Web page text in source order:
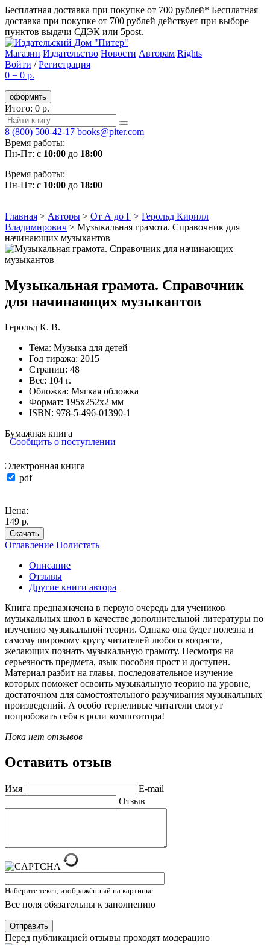
Бесплатная доставка при покупке от 700 рублей* Бесплатная
доставка при покупке от 700 рублей действует при выборе
пунктов выдачи СДЭК или 5post.
Магазин Издательство Новости Авторам Rights
Войти /Регистрация
0 = 0 р.
оформить
Итого: 0 р.
8 (800) 500-42-17 books@piter.com
Время работы:
Пн-Пт: с 10:00 до 18:00
Время работы:
Пн-Пт: с 10:00 до 18:00
Главная > Авторы > От А до Г > Герольд Кирилл
Владимирович > Музыкальная грамота. Справочник для
начинающих музыкантов
Музыкальная грамота. Справочник
для начинающих музыкантов
Герольд К. В.
Тема: Музыка для детей
Год тиража: 2015
Страниц: 48
Вес: 104 г.
Обложка: Мягкая обложка
Формат: 195х252х2 мм
ISBN: 978-5-496-01390-1
Бумажная книга
Сообщить о поступлении
Электронная книга
pdf
Цена:
149 р.
Скачать
Оглавление Полистать
Описание
Отзывы
Другие книги автора
Книга предназначена в первую очередь для учеников
музыкальных школ в качестве дополнительной литературы по
изучению музыкальной теории. Однако она будет полезна и
самому широкому кругу читателей любого возраста,
желающих познать музыкальную грамоту. Несмотря на
серьезность предмета, язык пособия прост и доступен.
Материал разбит на главы, последовательное изучение
которых поможет освоить музыкальную теорию на уровне,
достаточном для самостоятельного разучивания музыкальных
произведений. А особо терпеливые читатели смогут
попробовать себя в роли композитора!
Пока нет отзывов
Оставить отзыв
Имя
E-mail
Отзыв
Наберите текст, изображённый на картинке
Все поля обязательны к заполнению
Отправить
Перед публикацией отзывы проходят модерацию